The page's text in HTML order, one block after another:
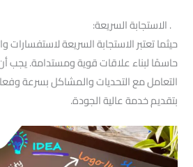
. الاستجابة السريعة:
حيثما تعتبر الاستجابة السريعة لاستفسارات
حاسمًا لبناء علاقات قوية ومستدامة. يجب
التعامل مع التحديات والمشاكل بسرعة
بتقديم خدمة عالية الجودة.